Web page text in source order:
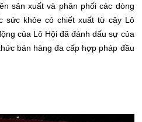
sản xuất và phân phối các dòng
sức khỏe có chiết xuất từ cây Lô
của Lô Hội đã đánh dấu sự của
bán hàng đa cấp hợp pháp đầu